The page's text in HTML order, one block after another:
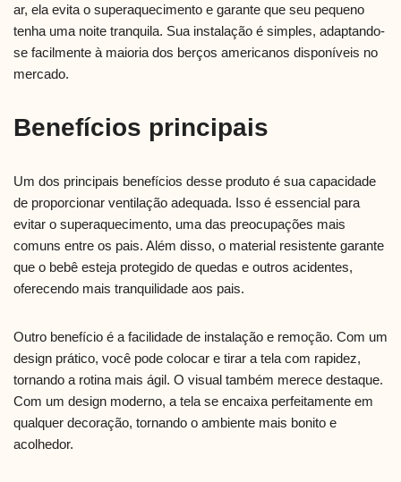
ar, ela evita o superaquecimento e garante que seu pequeno
tenha uma noite tranquila. Sua instalação é simples, adaptando-
se facilmente à maioria dos berços americanos disponíveis no
mercado.
Benefícios principais
Um dos principais benefícios desse produto é sua capacidade
de proporcionar ventilação adequada. Isso é essencial para
evitar o superaquecimento, uma das preocupações mais
comuns entre os pais. Além disso, o material resistente garante
que o bebê esteja protegido de quedas e outros acidentes,
oferecendo mais tranquilidade aos pais.
Outro benefício é a facilidade de instalação e remoção. Com um
design prático, você pode colocar e tirar a tela com rapidez,
tornando a rotina mais ágil. O visual também merece destaque.
Com um design moderno, a tela se encaixa perfeitamente em
qualquer decoração, tornando o ambiente mais bonito e
acolhedor.